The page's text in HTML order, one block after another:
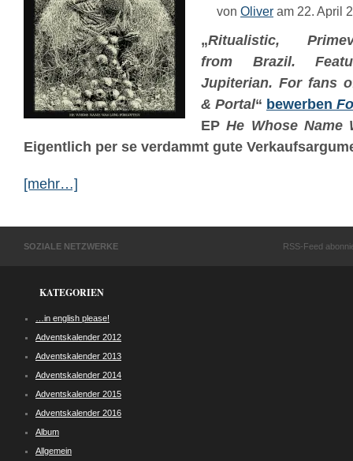
von Oliver am 22. April
„Ritualistic,
from Brazil.
Jupiterian. For fans
& Portal“ bewerben
EPHe Whose Name
Eigentlich per se verdammt gute
[mehr…]
SOZIALE NETZWERKE RSS-Feed
KATEGORIEN
…in english please!
Adventskalender 2012
Adventskalender 2013
Adventskalender 2014
Adventskalender 2015
Adventskalender 2016
Album
Allgemein